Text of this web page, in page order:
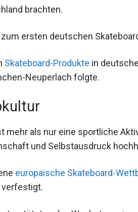
nach Deutschland brachten.
ersten deutschen
Skateboard-Produkte in
München-Neuperlach
mehr als nur eine sportliche
Gemeinschaft und
europäische Skateboard-